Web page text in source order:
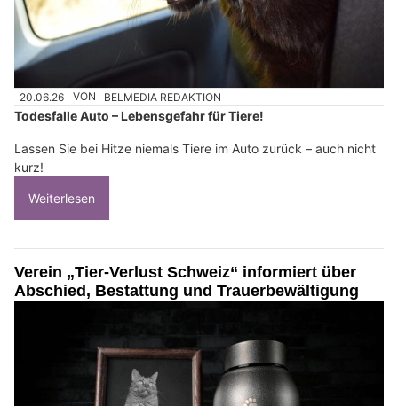
20.06.26 VON BELMEDIA REDAKTION
Todesfalle Auto – Lebensgefahr für Tiere!
Lassen Sie bei Hitze niemals Tiere im Auto zurück – auch nicht
kurz!
Weiterlesen
Verein „Tier-Verlust Schweiz“ informiert über
Abschied, Bestattung und Trauerbewältigung